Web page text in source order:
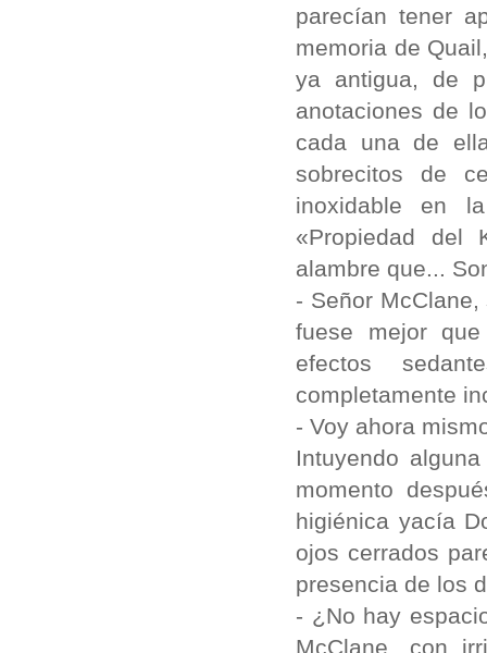
parecían tener
memoria de
ya antigua, de
anotaciones de
cada una de
sobrecitos de
inoxidable en
«Propiedad del
alambre que...
- Señor
fuese mejor
efectos
completamente
- Voy ahora
Intuyendo
momento
higiénica yacía
ojos cerrados
presencia de los
- ¿No hay
McClane, con